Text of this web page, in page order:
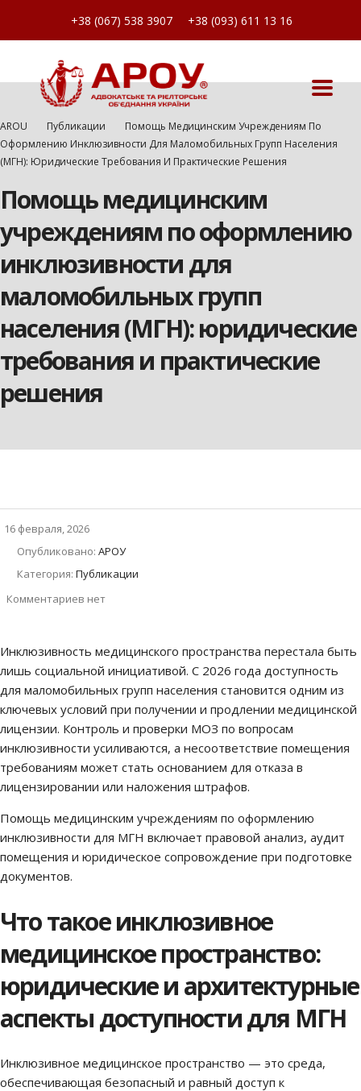
+38 (067) 538 3907 +38 (093) 611 13 16
AROU Публикации
Помощь Медицинским Учреждениям По
Оформлению Инклюзивности Для Маломобильных Групп Населения
(МГН): Юридические Требования И Практические Решения
Помощь медицинским
учреждениям по оформлению
инклюзивности для
маломобильных групп
населения (МГН): юридические
требования и практические
решения
16 февраля, 2026
Опубликовано: АРОУ
Категория: Публикации
Комментариев нет
Инклюзивность медицинского пространства перестала быть
лишь социальной инициативой. С 2026 года доступность
для маломобильных групп населения становится одним из
ключевых условий при получении и продлении медицинской
лицензии. Контроль и проверки МОЗ по вопросам
инклюзивности усиливаются, а несоответствие помещения
требованиям может стать основанием для отказа в
лицензировании или наложения штрафов.
Помощь медицинским учреждениям по оформлению
инклюзивности для МГН включает правовой анализ, аудит
помещения и юридическое сопровождение при подготовке
документов.
Что такое инклюзивное
медицинское пространство:
юридические и архитектурные
аспекты доступности для МГН
Инклюзивное медицинское пространство — это среда,
обеспечивающая безопасный и равный доступ к